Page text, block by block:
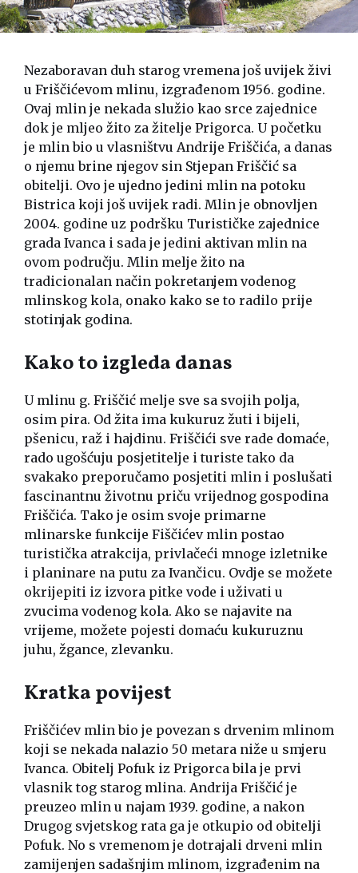
Nezaboravan duh starog vremena još uvijek živi
u Friščićevom mlinu, izgrađenom 1956. godine.
Ovaj mlin je nekada služio kao srce zajednice
dok je mljeo žito za žitelje Prigorca. U početku
je mlin bio u vlasništvu Andrije Friščića, a danas
o njemu brine njegov sin Stjepan Friščić sa
obitelji. Ovo je ujedno jedini mlin na potoku
Bistrica koji još uvijek radi. Mlin je obnovljen
2004. godine uz podršku Turističke zajednice
grada Ivanca i sada je jedini aktivan mlin na
ovom području. Mlin melje žito na
tradicionalan način pokretanjem vodenog
mlinskog kola, onako kako se to radilo prije
stotinjak godina.
Kako to izgleda danas
U mlinu g. Friščić melje sve sa svojih polja,
osim pira. Od žita ima kukuruz žuti i bijeli,
pšenicu, raž i hajdinu. Friščići sve rade domaće,
rado ugošćuju posjetitelje i turiste tako da
svakako preporučamo posjetiti mlin i poslušati
fascinantnu životnu priču vrijednog gospodina
Friščića. Tako je osim svoje primarne
mlinarske funkcije Fiščićev mlin postao
turistička atrakcija, privlačeći mnoge izletnike
i planinare na putu za Ivančicu. Ovdje se možete
okrijepiti iz izvora pitke vode i uživati u
zvucima vodenog kola. Ako se najavite na
vrijeme, možete pojesti domaću kukuruznu
juhu, žgance, zlevanku.
Kratka povijest
Friščićev mlin bio je povezan s drvenim mlinom
koji se nekada nalazio 50 metara niže u smjeru
Ivanca. Obitelj Pofuk iz Prigorca bila je prvi
vlasnik tog starog mlina. Andrija Friščić je
preuzeo mlin u najam 1939. godine, a nakon
Drugog svjetskog rata ga je otkupio od obitelji
Pofuk. No s vremenom je dotrajali drveni mlin
zamijenjen sadašnjim mlinom, izgrađenim na